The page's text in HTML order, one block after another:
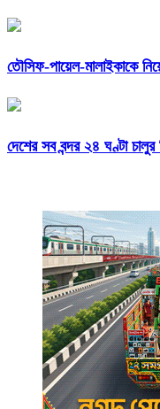
তৌসিফ-পায়েল-মালাইকাকে
দেশের সব বন্দর ২৪ ঘণ্টা চালুর